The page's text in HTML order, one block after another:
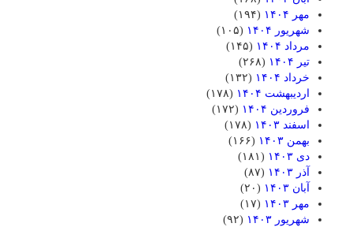
مهر ۱۴۰۴
(۱۹۴)
شهریور ۱۴۰۴
(۱۰۵)
مرداد ۱۴۰۴
(۱۴۵)
تیر ۱۴۰۴
(۲۶۸)
خرداد ۱۴۰۴
(۱۳۲)
اردیبهشت ۱۴۰۴
(۱۷۸)
فروردین ۱۴۰۴
(۱۷۲)
اسفند ۱۴۰۳
(۱۷۸)
بهمن ۱۴۰۳
(۱۶۶)
دی ۱۴۰۳
(۱۸۱)
آذر ۱۴۰۳
(۸۷)
آبان ۱۴۰۳
(۲۰)
مهر ۱۴۰۳
(۱۷)
شهریور ۱۴۰۳
(۹۲)